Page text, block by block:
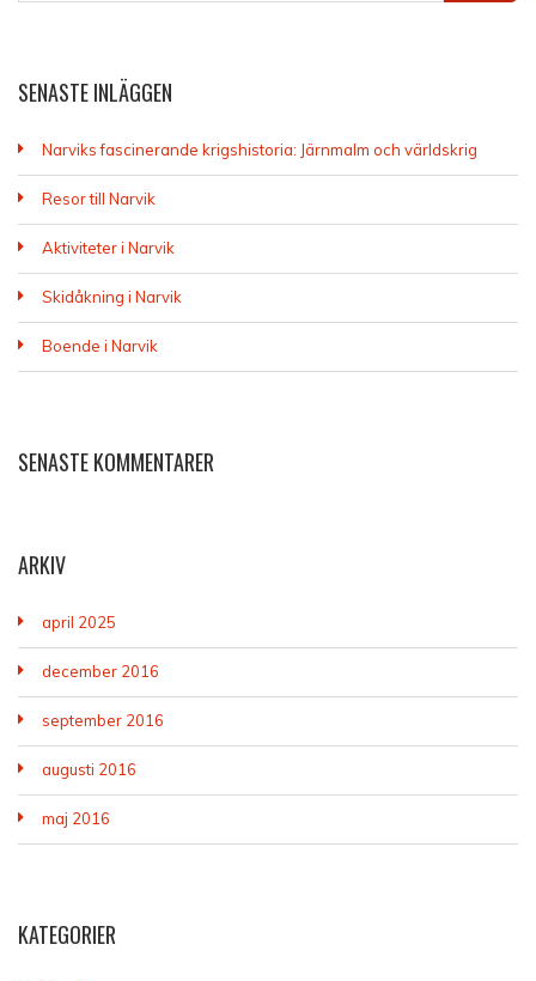
SENASTE INLÄGGEN
Narviks fascinerande krigshistoria: Järnmalm och världskrig
Resor till Narvik
Aktiviteter i Narvik
Skidåkning i Narvik
Boende i Narvik
SENASTE KOMMENTARER
ARKIV
april 2025
december 2016
september 2016
augusti 2016
maj 2016
KATEGORIER